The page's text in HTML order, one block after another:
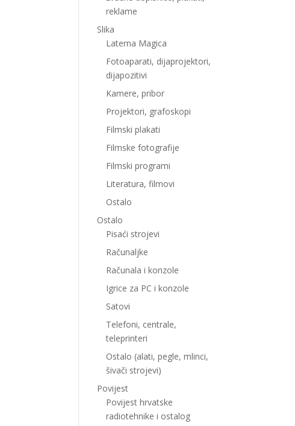
reklame
Slika
Laterna Magica
Fotoaparati, dijaprojektori,
dijapozitivi
Kamere, pribor
Projektori, grafoskopi
Filmski plakati
Filmske fotografije
Filmski programi
Literatura, filmovi
Ostalo
Ostalo
Pisaći strojevi
Računaljke
Računala i konzole
Igrice za PC i konzole
Satovi
Telefoni, centrale,
teleprinteri
Ostalo (alati, pegle, mlinci,
šivači strojevi)
Povijest
Povijest hrvatske
radiotehnike i ostalog